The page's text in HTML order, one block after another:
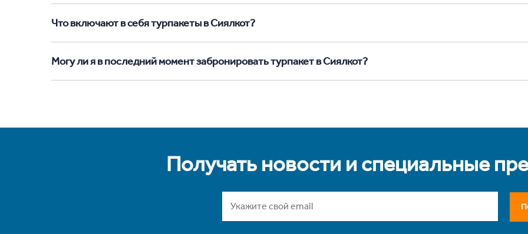
Что включают в себя турпакеты в Сиялкот?
Могу ли я в последний момент забронировать турпакет в Сиялкот?
Получать новости и специальные